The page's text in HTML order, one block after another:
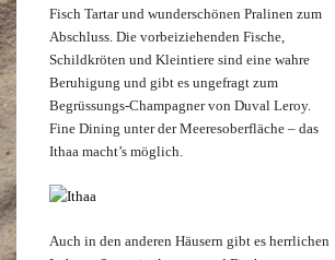
Fisch Tartar und wunderschönen Pralinen zum
Abschluss. Die vorbeiziehenden Fische,
Schildkröten und Kleintiere sind eine wahre
Beruhigung und gibt es ungefragt zum
Begrüssungs-Champagner von Duval Leroy.
Fine Dining unter der Meeresoberfläche – das
Ithaa macht’s möglich.
Auch in den anderen Häusern gibt es herrlichen